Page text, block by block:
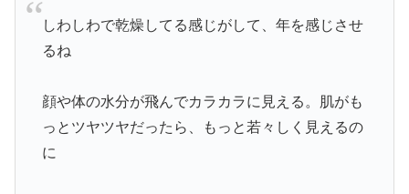
しわしわで乾燥してる感じがして、年を感じさせ
るね
顔や体の水分が飛んでカラカラに見える。肌がも
っとツヤツヤだったら、もっと若々しく見えるの
に